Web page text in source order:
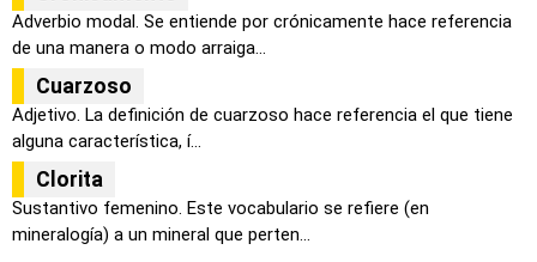
Adverbio modal. Se entiende por crónicamente hace referencia
de una manera o modo arraiga...
Cuarzoso
Adjetivo. La definición de cuarzoso hace referencia el que tiene
alguna característica, í...
Clorita
Sustantivo femenino. Este vocabulario se refiere (en
mineralogía) a un mineral que perten...